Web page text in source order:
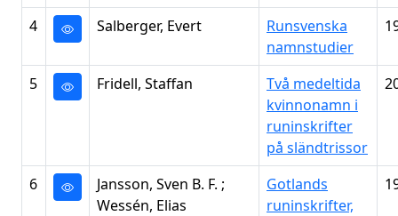
4 Salberger, Evert
Runsvenska
namnstudier
5 Fridell, Staffan
Två medeltida
kvinnonamn i
runinskrifter
på sländtrissor
6
Jansson, Sven B. F. ;
Wessén, Elias
Gotlands
runinskrifter,